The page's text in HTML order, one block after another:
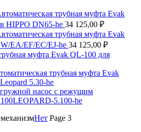
трубная муфта Evak
HIPPO DN65-he 34 125,00 ₽
трубная муфта Evak
EA/EF/EC/EJ-he 34 125,00 ₽
муфта Evak QL-100 для
трубная муфта Evak
5.30-he
насос с режущим
5.100-he
Нет Page 3